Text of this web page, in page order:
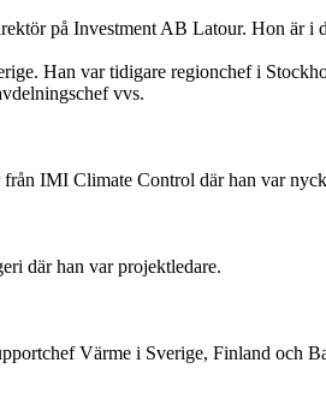
på Investment AB Latour. Hon är i
Han var tidigare regionchef i
vvs.
IMI Climate Control där han var
där han var projektledare.
Värme i Sverige, Finland och